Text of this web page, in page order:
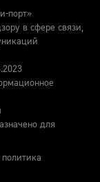
порт»
в сфере связи,
для